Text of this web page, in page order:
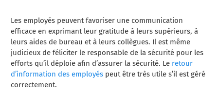
Les employés peuvent favoriser une communication
efficace en exprimant leur gratitude à leurs supérieurs, à
leurs aides de bureau et à leurs collègues. Il est même
judicieux de féliciter le responsable de la sécurité pour les
efforts qu’il déploie afin d’assurer la sécurité. Le retour
d’information des employés peut être très utile s’il est géré
correctement.